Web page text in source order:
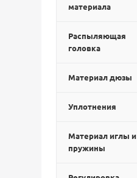
материала
Распыляющая
головка
Материал дюзы
Уплотнения
Материал иглы и
пружины